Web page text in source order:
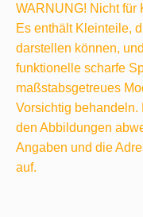
WARNUNG! Nicht für
Es enthält Kleinteile,
darstellen können,
funktionelle scharfe
maßstabsgetreues
Vorsichtig behandeln.
den Abbildungen
Angaben und die
auf.